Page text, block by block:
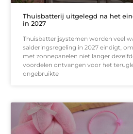
Thuisbatterij uitgelegd na het
in 2027
Thuisbatterijsystemen worden veel
salderingsregeling in 2027 eindigt,
met zonnepanelen niet langer
voordelen ontvangen voor het
ongebruikte